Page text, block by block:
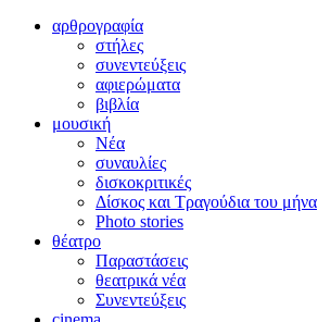
αρθρογραφία
στήλες
συνεντεύξεις
αφιερώματα
βιβλία
μουσική
Νέα
συναυλίες
δισκοκριτικές
Δίσκος και Τραγούδια του μήνα
Photo stories
θέατρο
Παραστάσεις
θεατρικά νέα
Συνεντεύξεις